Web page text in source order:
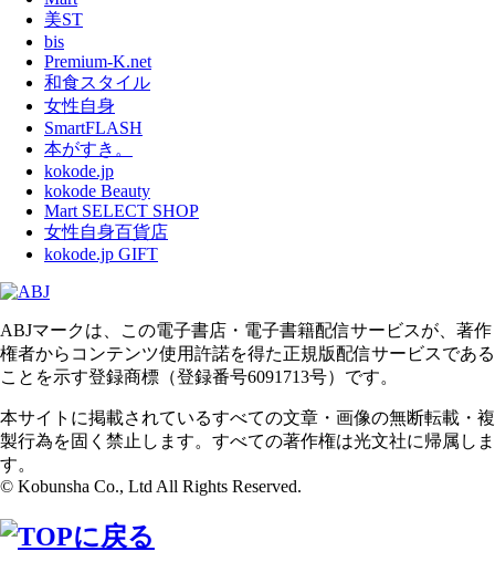
美ST
bis
Premium-K.net
和食スタイル
女性自身
SmartFLASH
本がすき。
kokode.jp
kokode Beauty
Mart SELECT SHOP
女性自身百貨店
kokode.jp GIFT
ABJマークは、この電子書店・電子書籍配信サービスが、著作
権者からコンテンツ使用許諾を得た正規版配信サービスである
ことを示す登録商標（登録番号6091713号）です。
本サイトに掲載されているすべての文章・画像の無断転載・複
製行為を固く禁止します。すべての著作権は光文社に帰属しま
す。
© Kobunsha Co., Ltd All Rights Reserved.